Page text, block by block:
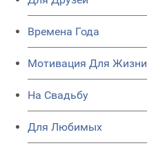
Времена Года
Мотивация Для Жизни
На Свадьбу
Для Любимых